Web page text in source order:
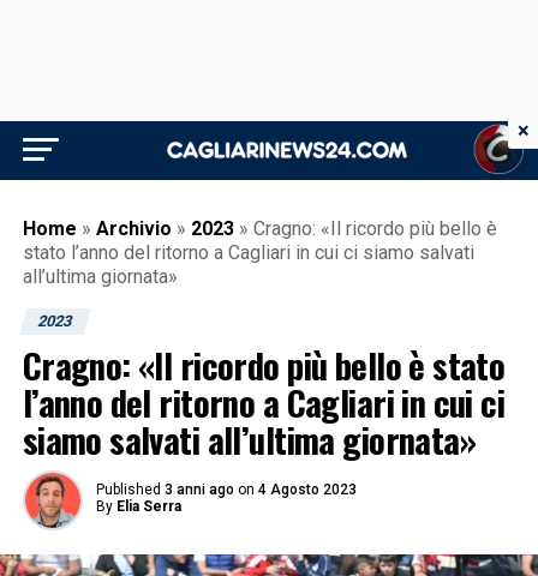
Home » Archivio » 2023 » Cragno: «Il ricordo più bello è
stato l’anno del ritorno a Cagliari in cui ci siamo salvati
all’ultima giornata»
2023
Cragno: «Il ricordo più bello è stato
l’anno del ritorno a Cagliari in cui ci
siamo salvati all’ultima giornata»
Published 3 anni ago on 4 Agosto 2023
By Elia Serra
×